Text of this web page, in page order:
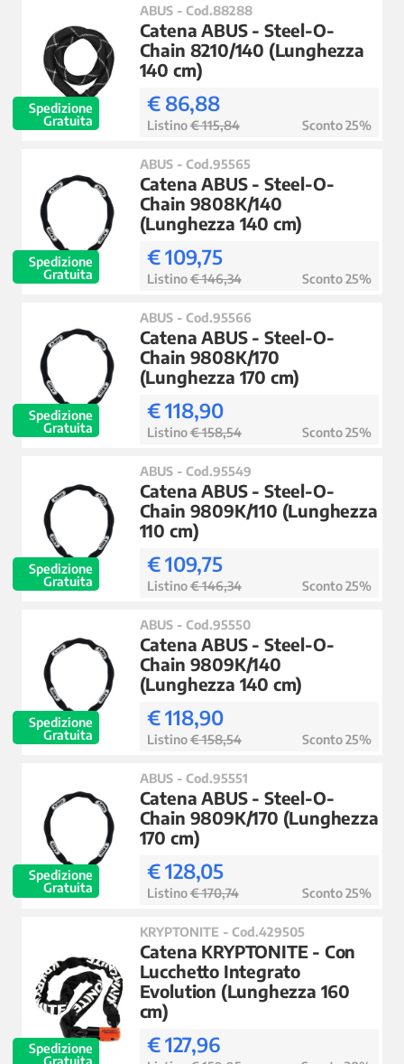
Spedizione
Gratuita
ABUS - Cod.88288
Catena ABUS - Steel-O-
Chain 8210/140 (Lunghezza
140 cm)
€ 86,88
Listino€ 115,84 Sconto 25%
Spedizione
Gratuita
ABUS - Cod.95565
Catena ABUS - Steel-O-
Chain 9808K/140
(Lunghezza 140 cm)
€ 109,75
Listino€ 146,34 Sconto 25%
Spedizione
Gratuita
ABUS - Cod.95566
Catena ABUS - Steel-O-
Chain 9808K/170
(Lunghezza 170 cm)
€ 118,90
Listino€ 158,54 Sconto 25%
Spedizione
Gratuita
ABUS - Cod.95549
Catena ABUS - Steel-O-
Chain 9809K/110 (Lunghezza
110 cm)
€ 109,75
Listino€ 146,34 Sconto 25%
Spedizione
Gratuita
ABUS - Cod.95550
Catena ABUS - Steel-O-
Chain 9809K/140
(Lunghezza 140 cm)
€ 118,90
Listino€ 158,54 Sconto 25%
Spedizione
Gratuita
ABUS - Cod.95551
Catena ABUS - Steel-O-
Chain 9809K/170 (Lunghezza
170 cm)
€ 128,05
Listino€ 170,74 Sconto 25%
Spedizione
KRYPTONITE - Cod.429505
Catena KRYPTONITE - Con
Lucchetto Integrato
Evolution (Lunghezza 160
cm)
€ 127,96